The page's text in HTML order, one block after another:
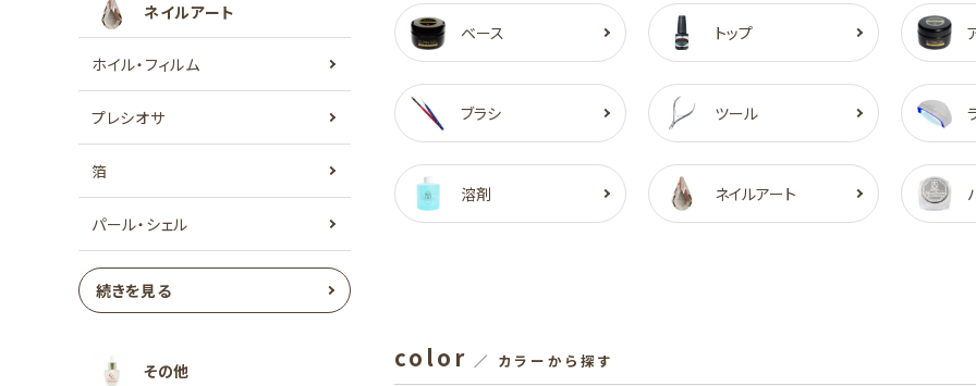
ネイルアート
ホイル・フィルム
プレシオサ
箔
パール・シェル
続きを見る
その他
ベース トップ
ブラシ ツール
溶剤 ネイルアート
color ／ カラーから探す